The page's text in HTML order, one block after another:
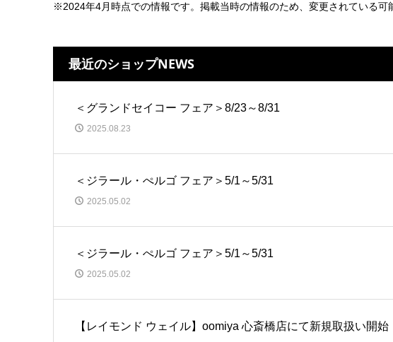
※2024年4月時点での情報です。掲載当時の情報のため、変更されている可
最近のショップNEWS
＜グランドセイコー フェア＞8/23～8/31
2025.08.23
＜ジラール・ぺルゴ フェア＞5/1～5/31
2025.05.02
＜ジラール・ぺルゴ フェア＞5/1～5/31
2025.05.02
【レイモンド ウェイル】oomiya 心斎橋店にて新規取扱い開始